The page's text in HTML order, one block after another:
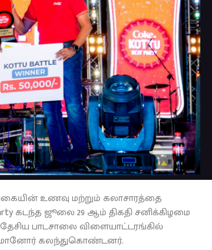
இலங்கையின் உணவு மற்றும் கலாசாரத்தை
கடந்த ஜூலை 29 ஆம் திகதி சனிக்கிழமை
பாடசாலை விளையாட்டரங்கில்
கலந்துகொண்டனர்.